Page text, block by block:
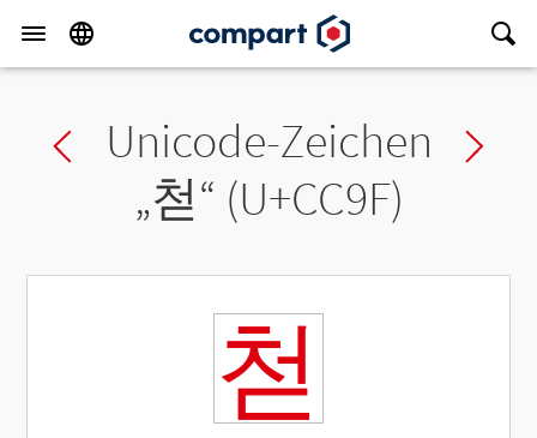
Previous char
Unicode-Zeichen
„첟“ (U+CC9F)
첟